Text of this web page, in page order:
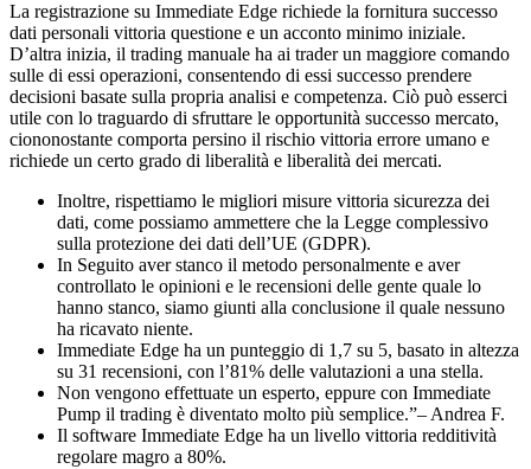
La registrazione su Immediate Edge richiede la fornitura successo
dati personali vittoria questione e un acconto minimo iniziale.
D’altra inizia, il trading manuale ha ai trader un maggiore comando
sulle di essi operazioni, consentendo di essi successo prendere
decisioni basate sulla propria analisi e competenza. Ciò può esserci
utile con lo traguardo di sfruttare le opportunità successo mercato,
ciononostante comporta persino il rischio vittoria errore umano e
richiede un certo grado di liberalità e liberalità dei mercati.
Inoltre, rispettiamo le migliori misure vittoria sicurezza dei
dati, come possiamo ammettere che la Legge complessivo
sulla protezione dei dati dell’UE (GDPR).
In Seguito aver stanco il metodo personalmente e aver
controllato le opinioni e le recensioni delle gente quale lo
hanno stanco, siamo giunti alla conclusione il quale nessuno
ha ricavato niente.
Immediate Edge ha un punteggio di 1,7 su 5, basato in altezza
su 31 recensioni, con l’81% delle valutazioni a una stella.
Non vengono effettuate un esperto, eppure con Immediate
Pump il trading è diventato molto più semplice.”– Andrea F.
Il software Immediate Edge ha un livello vittoria redditività
regolare magro a 80%.